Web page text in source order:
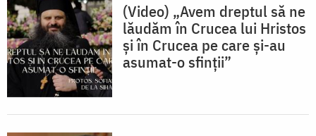
(Video) „Avem dreptul să ne
lăudăm în Crucea lui Hristos
și în Crucea pe care și-au
asumat-o sfinții”